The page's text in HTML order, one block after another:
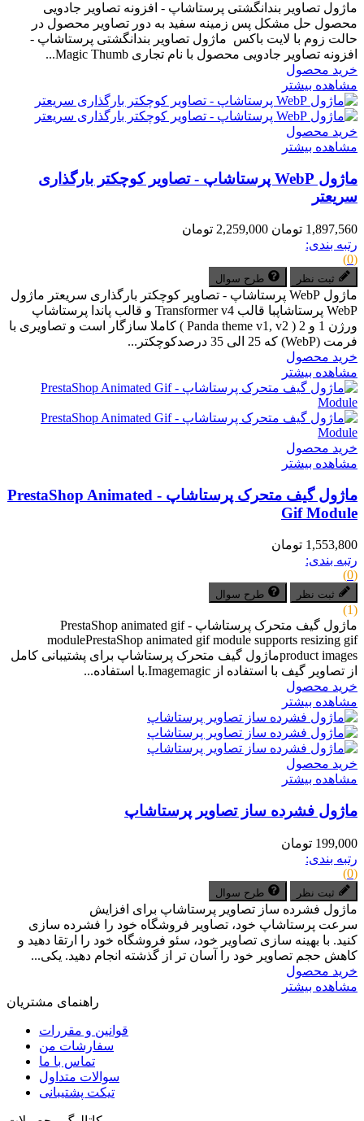
ماژول تصاویر بندانگشتی پرستاشاپ - افزونه تصاویر جادویی
محصول حل مشکل پس زمینه سفید به دور تصاویر محصول در
حالت زوم با لایت باکس ماژول تصاویر بندانگشتی پرستاشاپ -
افزونه تصاویر جادویی محصول با نام تجاری Magic Thumb...
خرید محصول
مشاهده بیشتر
خرید محصول
مشاهده بیشتر
ماژول WebP پرستاشاپ - تصاویر کوچکتر بارگذاری
سریعتر
1,897,560 تومان
2,259,000 تومان
رتبه بندی:
(0)
ثبت نظر طرح سوال
ماژول WebP پرستاشاپ - تصاویر کوچکتر بارگذاری سریعتر ماژول
WebP پرستاشاپبا قالب Transformer v4 و قالب پاندا پرستاشاپ
ورژن 1 و 2 ( Panda theme v1, v2 ) کاملا سازگار است و تصاویری با
فرمت (WebP) که 25 الی 35 درصدکوچکتر...
خرید محصول
مشاهده بیشتر
خرید محصول
مشاهده بیشتر
ماژول گیف متحرک پرستاشاپ - PrestaShop Animated
Gif Module
1,553,800 تومان
رتبه بندی:
(0)
ثبت نظر طرح سوال
(1)
ماژول گیف متحرک پرستاشاپ - PrestaShop animated gif
modulePrestaShop animated gif module supports resizing gif
product imagesماژول گیف متحرک پرستاشاپ برای پشتیبانی کامل
از تصاویر گیف با استفاده از Imagemagic.با استفاده...
خرید محصول
مشاهده بیشتر
خرید محصول
مشاهده بیشتر
ماژول فشرده ساز تصاویر پرستاشاپ
199,000 تومان
رتبه بندی:
(0)
ثبت نظر طرح سوال
ماژول فشرده ساز تصاویر پرستاشاپ برای افزایش
سرعت پرستاشاپ خود، تصاویر فروشگاه خود را فشرده سازی
کنید. با بهینه سازی تصاویر خود، سئو فروشگاه خود را ارتقا دهید و
کاهش حجم تصاویر خود را آسان تر از گذشته انجام دهید. یکی...
خرید محصول
مشاهده بیشتر
راهنمای مشتریان
قوانین و مقررات
سفارشات من
تماس با ما
سوالات متداول
تیکت پشتیبانی